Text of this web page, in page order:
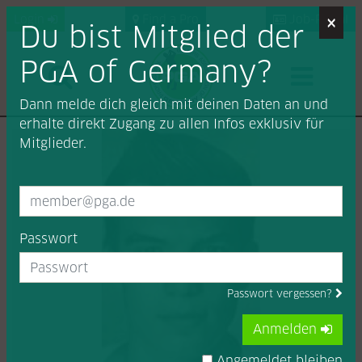
Job-Portal
×
Du bist Mitglied der
PGA of Germany?
Dann melde dich gleich mit deinen Daten an und
erhalte direkt Zugang zu allen Infos exklusiv für
Mitglieder.
Passwort
Passwort vergessen?
Anmelden